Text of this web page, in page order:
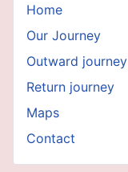
Home
Our Journey
Outward journey
Return journey
Maps
Contact